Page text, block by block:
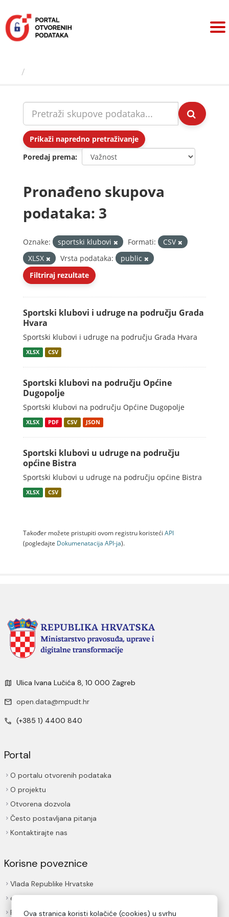
sadržaj
Prikaži napredno pretraživanje
Poredaj prema
Pronađeno skupova
podataka: 3
Oznake: sportski klubovi Formati:
CSV
XLSX
Vrsta podataka:
public
Filtriraj rezultate
Sportski klubovi i udruge na području Grada
Hvara
Sportski klubovi i udruge na području Grada Hvara
XLSX CSV
Sportski klubovi na području Općine
Dugopolje
Sportski klubovi na području Općine Dugopolje
XLSX PDF CSV JSON
Sportski klubovi u udruge na području
općine Bistra
Sportski klubovi u udruge na području općine Bistra
XLSX CSV
Također možete pristupiti ovom registru koristeći API
(pogledajte Dokumenаtаcijа API-jа).